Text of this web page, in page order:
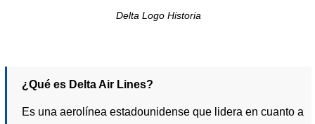
Delta Logo Historia
¿Qué es Delta Air Lines?
Es una aerolínea estadounidense que lidera en cuanto a